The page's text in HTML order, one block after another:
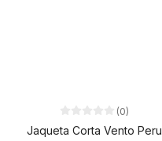
(0)
Jaqueta Corta Vento Peru